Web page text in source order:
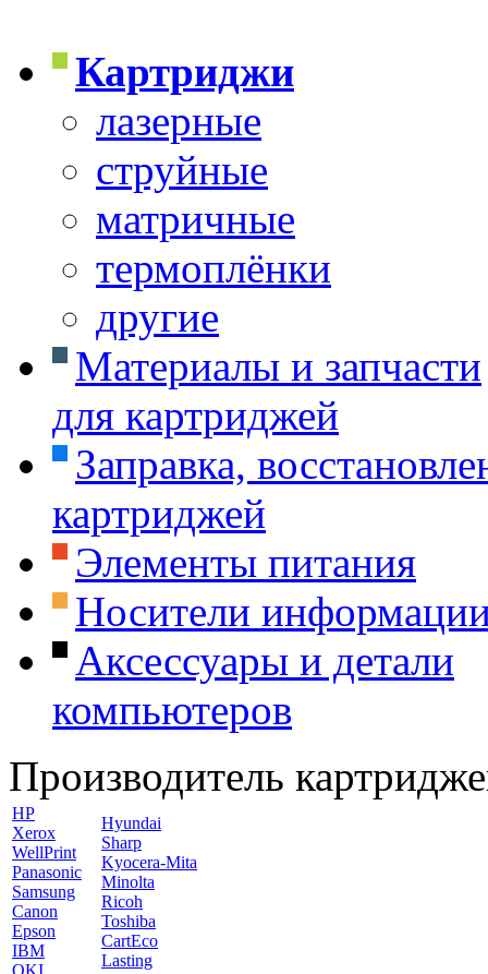
Картриджи
лазерные
струйные
матричные
термоплёнки
другие
Материалы и запчасти
для картриджей
Заправка,
картриджей
Элементы питания
Носители
Аксессуары и детали
компьютеров
Производитель
HP
Xerox
WellPrint
Panasonic
Samsung
Canon
Epson
IBM
OKI
Hyundai
Sharp
Kyocera-Mita
Minolta
Ricoh
Toshiba
CartEco
Lasting